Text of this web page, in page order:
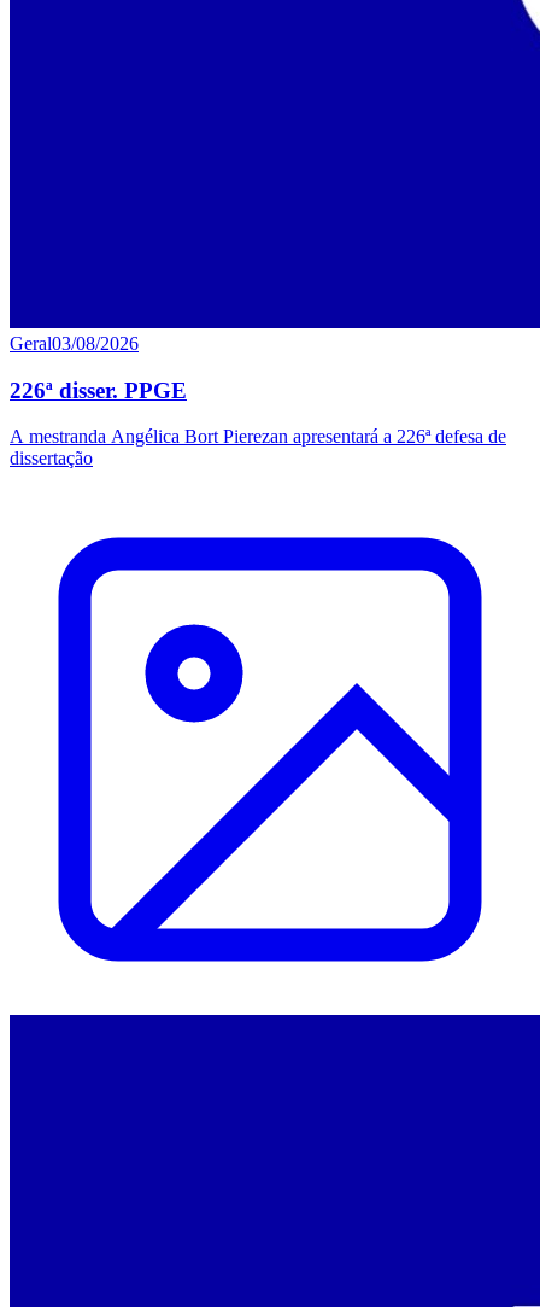
Geral03/08/2026
226ª disser. PPGE
A mestranda Angélica Bort Pierezan apresentará a 226ª defesa de
dissertação